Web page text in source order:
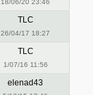
18/06/20 23:46
TLC
26/04/17 18:27
TLC
1/07/16 11:56
elenad43